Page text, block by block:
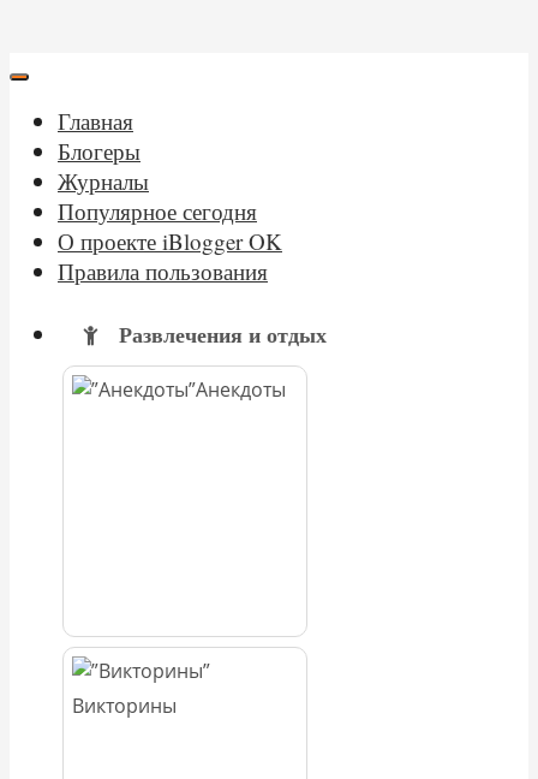
Главная
Блогеры
Журналы
Популярное сегодня
О проекте iBlogger OK
Правила пользования
Развлечения и отдых
Анекдоты
Викторины